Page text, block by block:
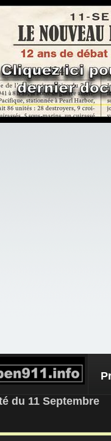
du 11 Septembre